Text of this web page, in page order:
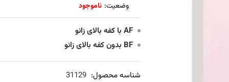
وضعیت: ناموجود
AF با کفه بالای زانو
BF بدون کفه بالای زانو
شناسه محصول: 31129